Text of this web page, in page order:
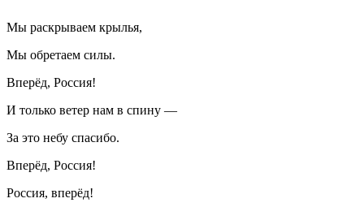
Мы раскрываем крылья,
Мы обретаем силы.
Вперёд, Россия!
И только ветер нам в спину —
За это небу спасибо.
Вперёд, Россия!
Россия, вперёд!